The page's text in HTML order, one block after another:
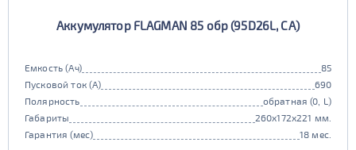
Аккумулятор FLAGMAN 85 обр (95D26L, CA)
Емкость (Ач)
85
Пусковой ток (А)
690
Полярность
обратная (0, L)
Габариты
260x172x221 мм.
Гарантия (мес)
18 мес.